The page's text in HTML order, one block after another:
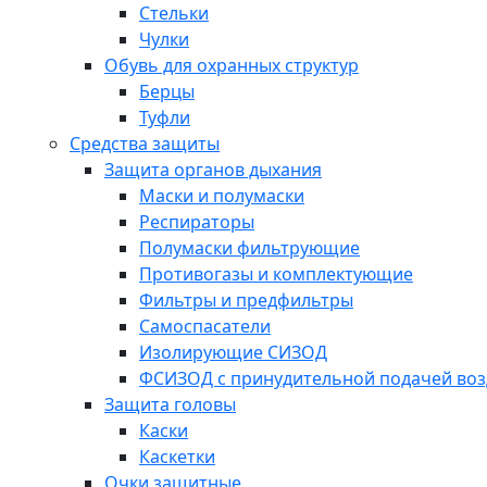
Стельки
Чулки
Обувь для охранных структур
Берцы
Туфли
Средства защиты
Защита органов дыхания
Маски и полумаски
Респираторы
Полумаски фильтрующие
Противогазы и комплектующие
Фильтры и предфильтры
Самоспасатели
Изолирующие СИЗОД
ФСИЗОД с принудительной подачей
Защита головы
Каски
Каскетки